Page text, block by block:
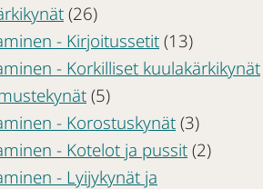
(26)
- Kirjoitussetit (13)
- Korkilliset kuulakärkikynät
(5)
- Korostuskynät (3)
- Kotelot ja pussit (2)
- Lyijykynät ja